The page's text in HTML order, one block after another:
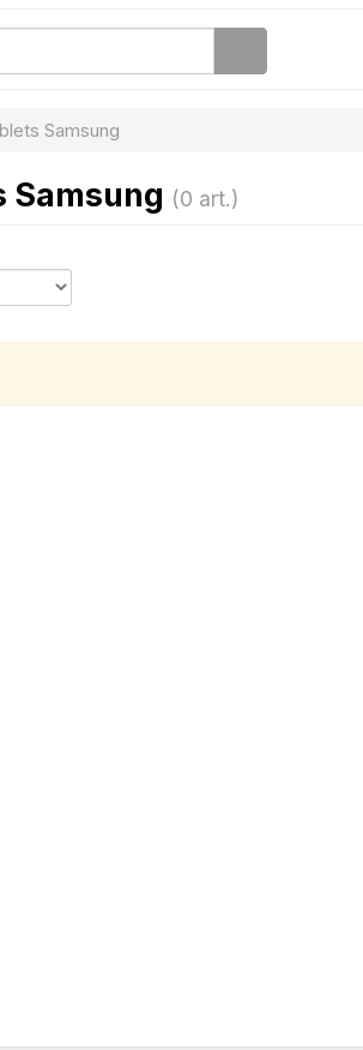
Samsung
Samsung (0 art.)